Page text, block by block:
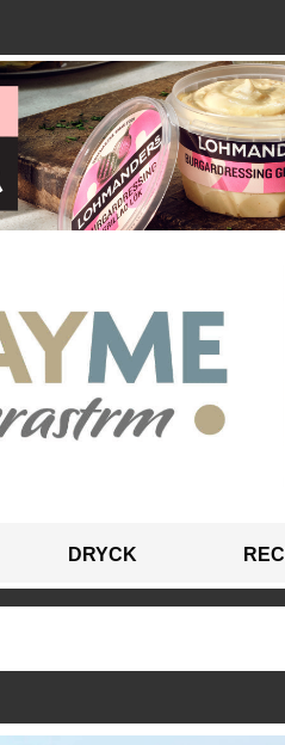
DRYCK